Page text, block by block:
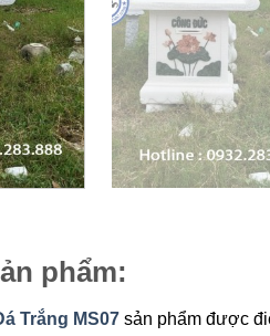
phẩm:
Trắng MS07sản phẩm được